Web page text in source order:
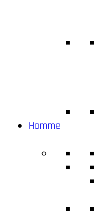
Homme